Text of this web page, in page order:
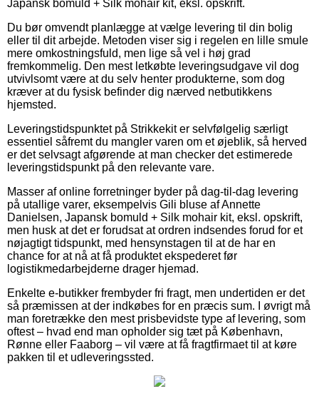
Japansk bomuld + Silk mohair kit, eksl. opskrift.
Du bør omvendt planlægge at vælge levering til din bolig
eller til dit arbejde. Metoden viser sig i regelen en lille smule
mere omkostningsfuld, men lige så vel i høj grad
fremkommelig. Den mest letkøbte leveringsudgave vil dog
utvivlsomt være at du selv henter produkterne, som dog
kræver at du fysisk befinder dig nærved netbutikkens
hjemsted.
Leveringstidspunktet på Strikkekit er selvfølgelig særligt
essentiel såfremt du mangler varen om et øjeblik, så herved
er det selvsagt afgørende at man checker det estimerede
leveringstidspunkt på den relevante vare.
Masser af online forretninger byder på dag-til-dag levering
på utallige varer, eksempelvis Gili bluse af Annette
Danielsen, Japansk bomuld + Silk mohair kit, eksl. opskrift,
men husk at det er forudsat at ordren indsendes forud for et
nøjagtigt tidspunkt, med hensynstagen til at de har en
chance for at nå at få produktet ekspederet før
logistikmedarbejderne drager hjemad.
Enkelte e-butikker frembyder fri fragt, men undertiden er det
så præmissen at der indkøbes for en præcis sum. I øvrigt må
man foretrække den mest prisbevidste type af levering, som
oftest – hvad end man opholder sig tæt på København,
Rønne eller Faaborg – vil være at få fragtfirmaet til at køre
pakken til et udleveringssted.